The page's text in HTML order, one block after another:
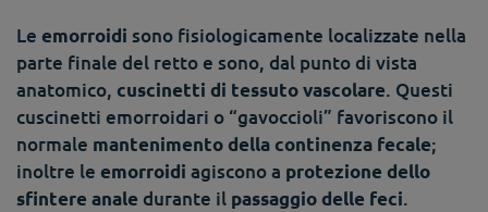
Le emorroidi sono fisiologicamente localizzate nella
parte finale del retto e sono, dal punto di vista
anatomico, cuscinetti di tessuto vascolare. Questi
cuscinetti emorroidari o “gavoccioli” favoriscono il
normale mantenimento della continenza fecale;
inoltre le emorroidi agiscono a protezione dello
sfintere anale durante il passaggio delle feci.